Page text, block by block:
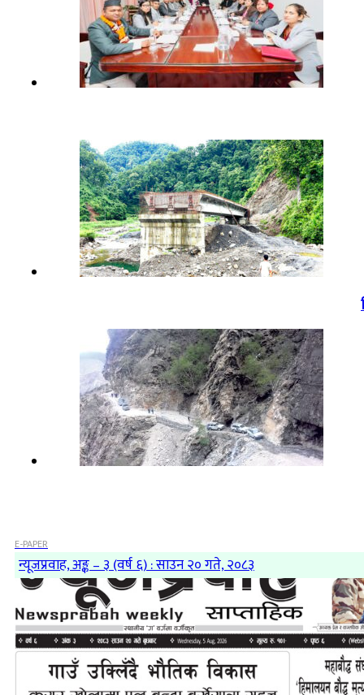
E-PAPER
न्यूजप्रवाह, अङ्क – ३ (वर्ष ६) : साउन २० गते, २०८३